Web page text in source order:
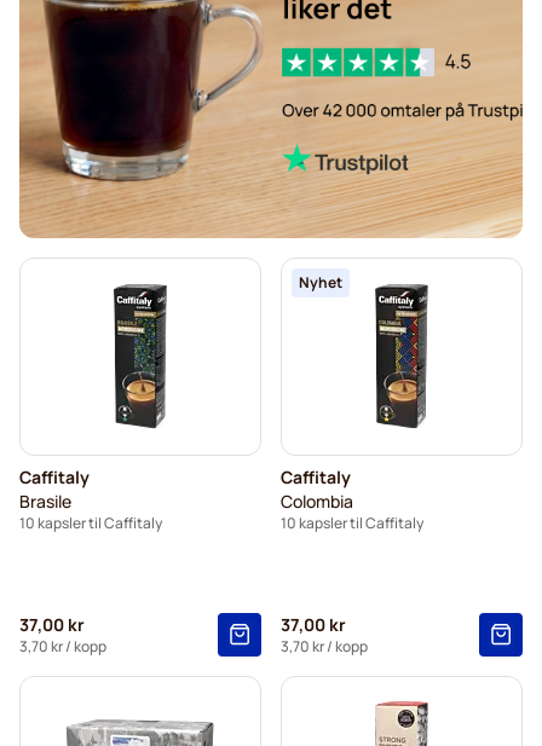
Caffitaly
Brasile
10 kapsler til Caffitaly
37,00 kr
3,70 kr/ kopp
Nyhet
Caffitaly
Colombia
10 kapsler til Caffitaly
37,00 kr
3,70 kr/ kopp